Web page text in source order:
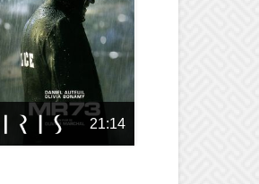
21:14